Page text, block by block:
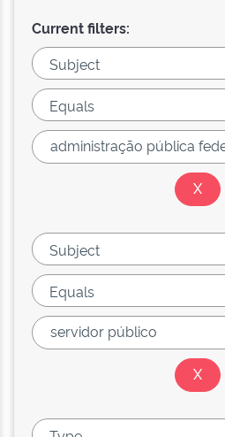
Current filters: